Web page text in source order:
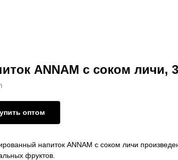
ANNAM с соком личи,
оптом
напиток ANNAM с соком личи
фруктов.